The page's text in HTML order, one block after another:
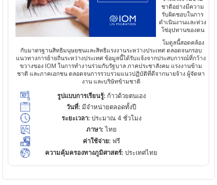
ชาติอย่างมีความ
รับผิดชอบในการ
ดำเนินงานและห่วง
โซ่อุปทานของตน
โมดูลนี้สอดคล้อง
กับมาตรฐานสิทธิมนุษยชนและสิทธิแรงงานระหว่างประเทศ ตลอดจนกรอบ
แนวทางการย้ายถิ่นระหว่างประเทศ ข้อมูลนี้ได้รับแจ้งจากประสบการณ์ที่กว้าง
ขวางของ IOM ในการทำงานร่วมกับรัฐบาล ภาคประชาสังคม แรงงานข้าม
ชาติ และภาคเอกชน ตลอดจนการรวบรวมแนวปฏิบัติที่ดีจากนายจ้าง ผู้จัดหา
งาน และบริษัทข้ามชาติ
รูปแบบการเรียนรู้:ก้าวด้วยตนเอง
วันที่: มีจำหน่ายตลอดทั้งปี
ระยะเวลา:ประมาณ 4 ชั่วโมง
ภาษา:ไทย
ค่าใช้จ่าย:ฟรี
ความคุ้มครองทางภูมิศาสตร์: ประเทศไทย